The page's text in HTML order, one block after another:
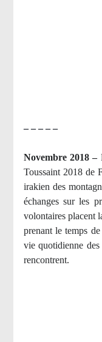
– – – – –
Novembre 2018 –
Toussaint 2018 de
irakien des
échanges sur les
volontaires placent
prenant le temps
vie quotidienne
rencontrent.